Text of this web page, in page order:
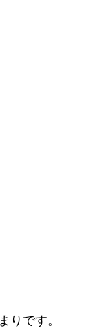
りです。